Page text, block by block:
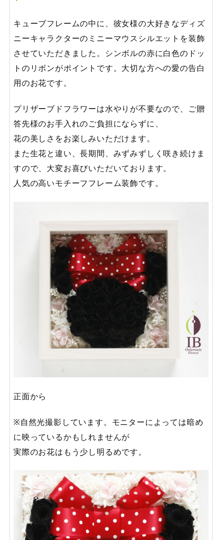
キューブフレームの中に、彼女様の大好きなディズ
ニーキャラクターのミニーマウスシルエットを装飾
させていただきました。シンボルの赤に白色のドッ
トのリボンがポイントです。大切な方への愛の告白
用のお花です。
プリザーブドフラワーは水やりが不要なので、ご贈
答先様のお手入れのご負担にならずに、
花の美しさをお楽しみいただけます。
また生花と違い、長期間、みずみずしく咲き続けま
すので、大変お喜びいただいております。
人気の高いモチーフフレーム装飾です。
正面から
※自然光撮影しています。モニターによっては暗め
に映っているかもしれませんが
実際のお花はもう少し明るめです。